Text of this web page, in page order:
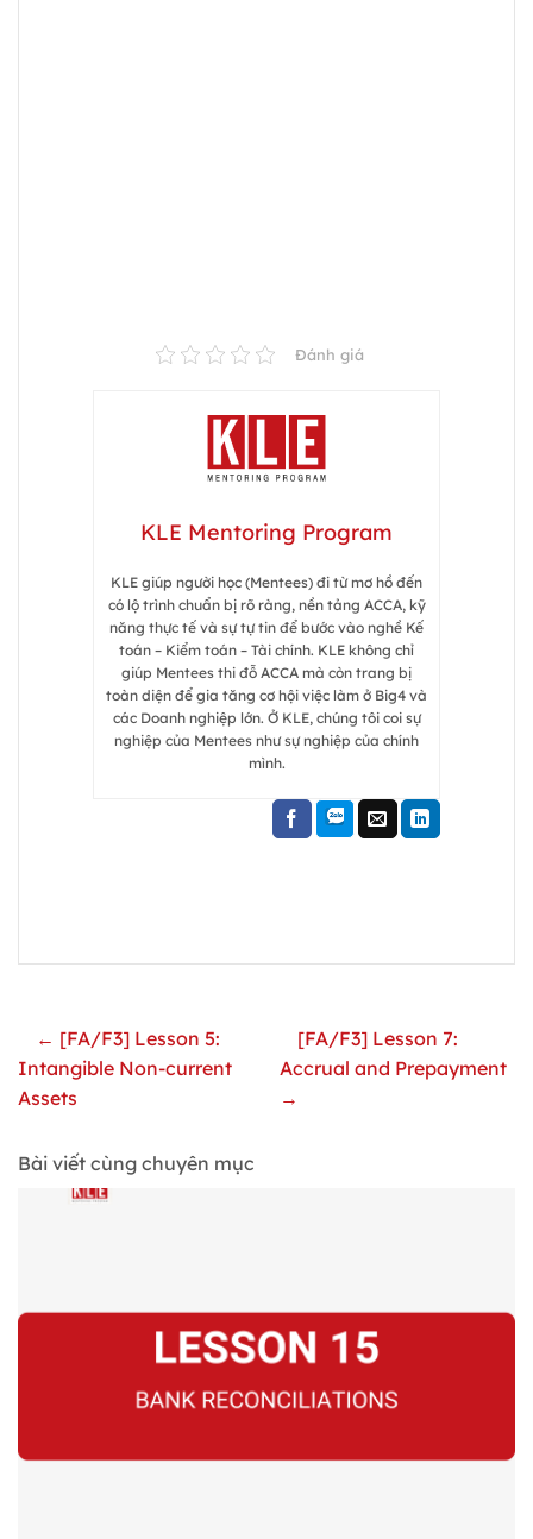
Đánh giá
KLE Mentoring Program
KLE giúp người học (Mentees) đi từ mơ hồ đến
có lộ trình chuẩn bị rõ ràng, nền tảng ACCA, kỹ
năng thực tế và sự tự tin để bước vào nghề Kế
toán – Kiểm toán – Tài chính. KLE không chỉ
giúp Mentees thi đỗ ACCA mà còn trang bị
toàn diện để gia tăng cơ hội việc làm ở Big4 và
các Doanh nghiệp lớn. Ở KLE, chúng tôi coi sự
nghiệp của Mentees như sự nghiệp của chính
mình.
← [FA/F3] Lesson 5:
Intangible Non-current
Assets
[FA/F3] Lesson 7:
Accrual and Prepayment
→
Bài viết cùng chuyên mục